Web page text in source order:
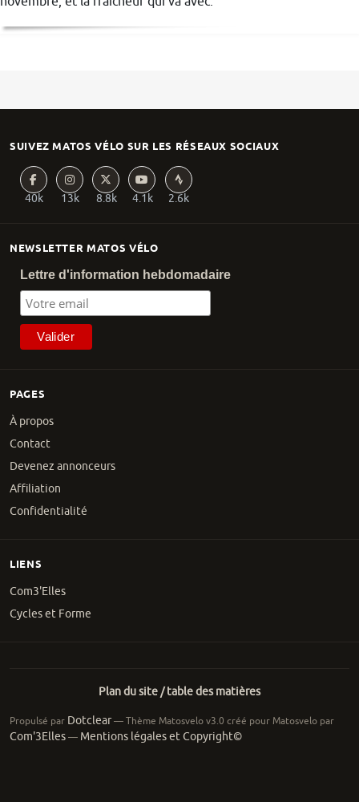
PAGES
À propos
Contact
Devenez annonceurs
Affiliation
Confidentialité
NEWSLETTER MATOS VÉLO
Lettre d'information hebdomadaire
SUIVEZ MATOS VÉLO SUR LES RÉSEAUX SOCIAUX
40k 13k 8.8k 4.1k 2.6k
LIENS
Com3'Elles
Cycles et Forme
Plan du site / table des matières
Propulsé par Dotclear— Thème Matosvelo v3.0 créé pour Matosvelo par
Com'3Elles— Mentions légales et Copyright©